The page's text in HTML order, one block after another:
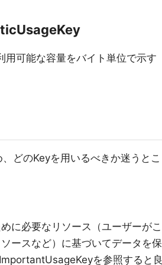
用可能な容量をバイト単位で示す
どのKeyを用いるべきか迷うとこ
に必要なリソース（ユーザーがこ
ースなど）に基づいてデータを保
を参照すると